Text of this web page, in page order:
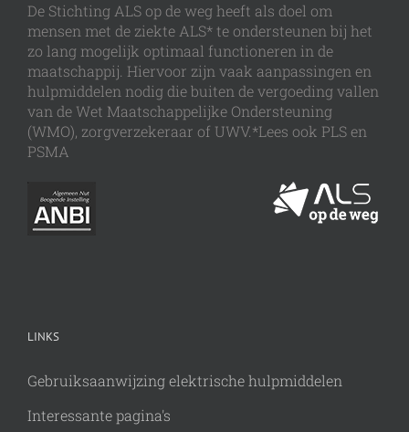
De Stichting ALS op de weg heeft als doel om
mensen met de ziekte ALS* te ondersteunen bij het
zo lang mogelijk optimaal functioneren in de
maatschappij. Hiervoor zijn vaak aanpassingen en
hulpmiddelen nodig die buiten de vergoeding vallen
van de Wet Maatschappelijke Ondersteuning
(WMO), zorgverzekeraar of UWV.*Lees ook PLS en
PSMA
LINKS
Gebruiksaanwijzing elektrische hulpmiddelen
Interessante pagina's